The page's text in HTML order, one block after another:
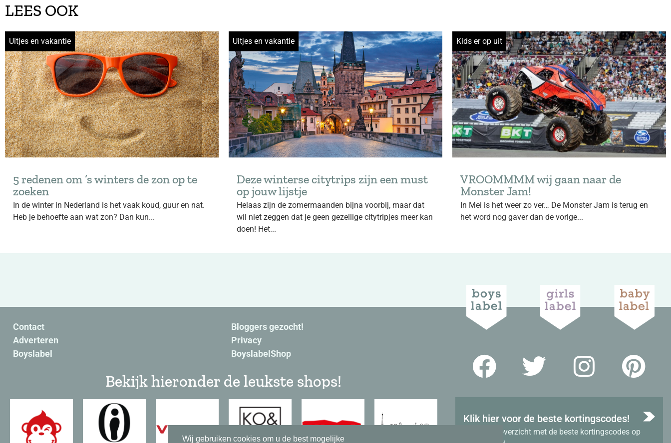
Wij gebruiken cookies om u de best mogelijke
LEES OOK
Uitjes en vakantie
5 redenen om ’s winters de zon op te
zoeken
In de winter in Nederland is het vaak koud, guur en nat.
Heb je behoefte aan wat zon? Dan kun...
Uitjes en vakantie
Deze winterse citytrips zijn een must
op jouw lijstje
Helaas zijn de zomermaanden bijna voorbij, maar dat
wil niet zeggen dat je geen gezellige citytripjes meer kan
doen! Het...
Kids er op uit
VROOMMMM wij gaan naar de
Monster Jam!
In Mei is het weer zo ver… De Monster Jam is terug en
het word nog gaver dan de vorige...
Contact
Adverteren
Boyslabel
Bloggers gezocht!
Privacy
BoyslabelShop
Bekijk hieronder de leukste shops!
Klik hier voor de beste kortingscodes!
Bekijk het overzicht met de beste kortingscodes op